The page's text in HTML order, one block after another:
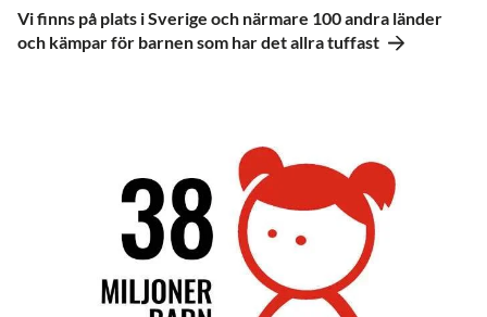
Vi finns på plats i Sverige och närmare 100 andra länder
och kämpar för barnen som har det allra tuffast